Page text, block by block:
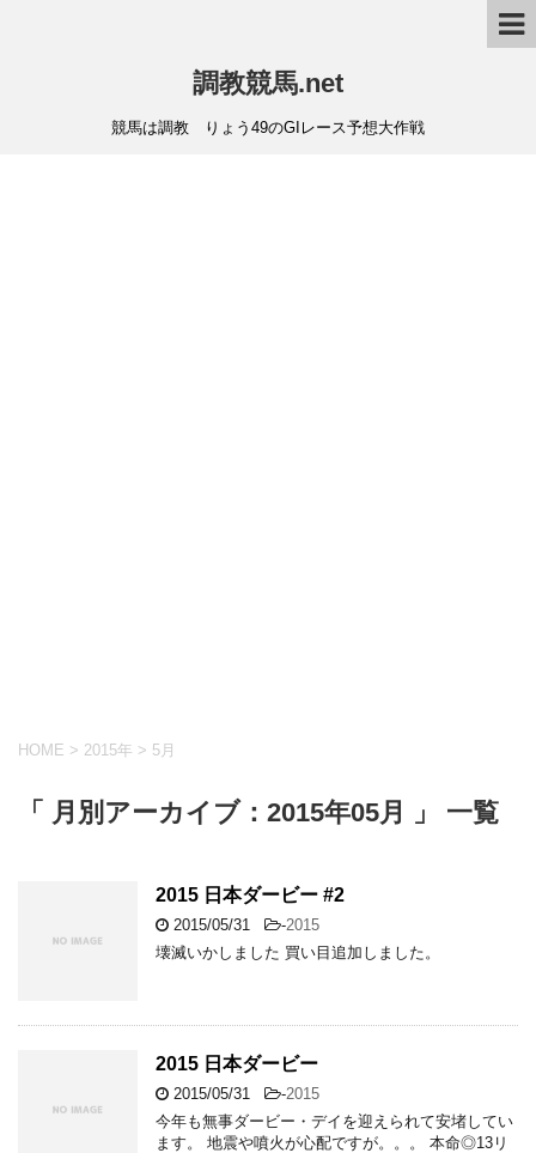
調教競馬.net
競馬は調教 りょう49のGIレース予想大作戦
HOME > 2015年 > 5月
「 月別アーカイブ：2015年05月 」 一覧
2015 日本ダービー #2
2015/05/31 -2015
壊滅いかしました 買い目追加しました。
2015 日本ダービー
2015/05/31 -2015
今年も無事ダービー・デイを迎えられて安堵してい
ます。 地震や噴火が心配ですが。。。 本命◎13リ